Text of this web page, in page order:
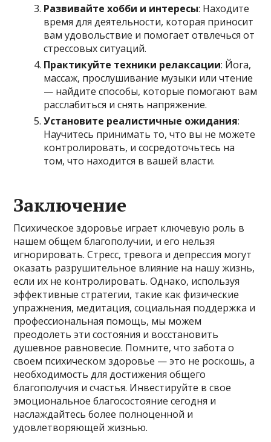
Развивайте хобби и интересы: Находите
время для деятельности, которая приносит
вам удовольствие и помогает отвлечься от
стрессовых ситуаций.
Практикуйте техники релаксации: Йога,
массаж, прослушивание музыки или чтение
— найдите способы, которые помогают вам
расслабиться и снять напряжение.
Установите реалистичные ожидания:
Научитесь принимать то, что вы не можете
контролировать, и сосредоточьтесь на
том, что находится в вашей власти.
Заключение
Психическое здоровье играет ключевую роль в
нашем общем благополучии, и его нельзя
игнорировать. Стресс, тревога и депрессия могут
оказать разрушительное влияние на нашу жизнь,
если их не контролировать. Однако, используя
эффективные стратегии, такие как физические
упражнения, медитация, социальная поддержка и
профессиональная помощь, мы можем
преодолеть эти состояния и восстановить
душевное равновесие. Помните, что забота о
своем психическом здоровье — это не роскошь, а
необходимость для достижения общего
благополучия и счастья. Инвестируйте в свое
эмоциональное благосостояние сегодня и
наслаждайтесь более полноценной и
удовлетворяющей жизнью.